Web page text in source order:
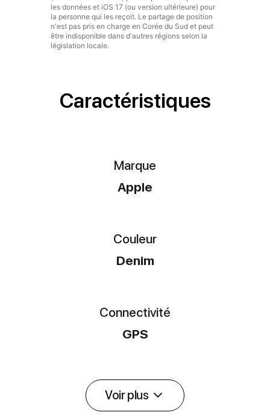
Caractéristiques
Marque
Apple
Couleur
Denim
Connectivité
GPS
Voir plus